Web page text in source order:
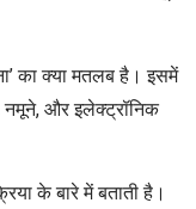
का क्या मतलब है। इसमें
नमूने, और इलेक्ट्रॉनिक
के बारे में बताती है।